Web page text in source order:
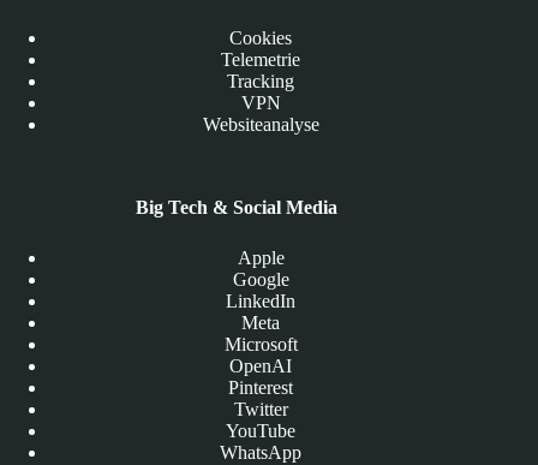
Cookies
Telemetrie
Tracking
VPN
Websiteanalyse
Big Tech & Social Media
Apple
Google
LinkedIn
Meta
Microsoft
OpenAI
Pinterest
Twitter
YouTube
WhatsApp